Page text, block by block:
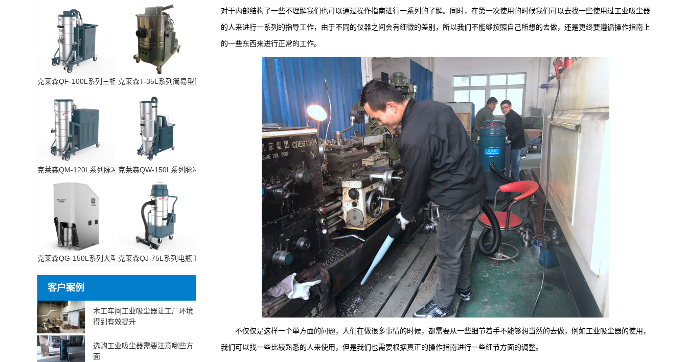
对于内部结构了一些不理解我们也可以通过操作指南进行一系列的了解。同时，在第一次使用的时候我们可以去找一些使用过工业吸尘器
的人来进行一系列的指导工作，由于不同的仪器之间会有细微的差别，所以我们不能够按照自己所想的去做，还是更终要遵循操作指南上
的一些东西来进行正常的工作。
不仅仅是这样一个单方面的问题，人们在做很多事情的时候，都需要从一些细节着手不能够想当然的去做，例如工业吸尘器的使用，
我们可以找一些比较熟悉的人来使用，但是我们也需要根据真正的操作指南进行一些细节方面的调整。
克莱森QF-100L系列三相工业吸尘器克莱森T-35L系列简易型固定式工业吸尘器
克莱森QM-120L系列脉冲反吹工业吸尘器克莱森QW-150L系列脉冲反吹工业吸尘器
克莱森QG-150L系列大型工业吸尘设备克莱森QJ-75L系列电瓶工业吸尘器
客户案例
木工车间工业吸尘器让工厂环境
得到有效提升
选购工业吸尘器需要注意哪些方
面